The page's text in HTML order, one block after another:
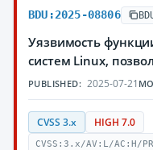
BDU:2025-08806
Уязвимость
систем Linux,
PUBLISHED: 2025-07-21
CVSS 3.x HIGH 7.0
CVSS:3.x/AV:L/AC:H/